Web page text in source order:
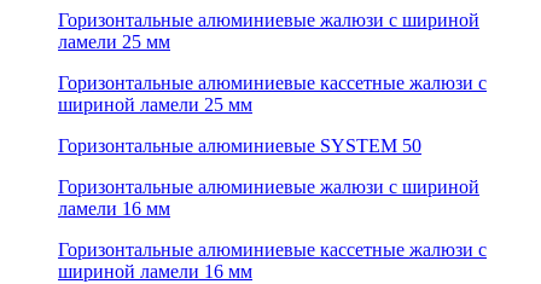
Горизонтальные алюминиевые жалюзи с шириной
ламели 25 мм
Горизонтальные алюминиевые кассетные жалюзи с
шириной ламели 25 мм
Горизонтальные алюминиевые SYSTEM 50
Горизонтальные алюминиевые жалюзи с шириной
ламели 16 мм
Горизонтальные алюминиевые кассетные жалюзи с
шириной ламели 16 мм